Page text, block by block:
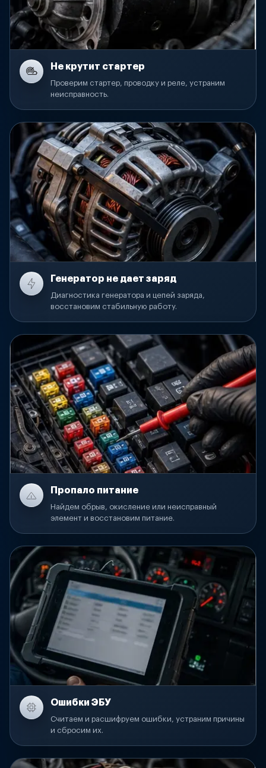
Не крутит стартер
Проверим стартер, проводку и реле, устраним
неисправность.
Генератор не дает заряд
Диагностика генератора и цепей заряда,
восстановим стабильную работу.
Пропало питание
Найдем обрыв, окисление или неисправный
элемент и восстановим питание.
Ошибки ЭБУ
Считаем и расшифруем ошибки, устраним причины
и сбросим их.